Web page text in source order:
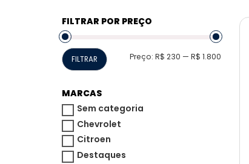
FILTRAR POR PREÇO
Preço
Preço
FILTRAR Preço: R$ 230 — R$ 1.800
MARCAS
Sem categoria
Chevrolet
Citroen
Destaques